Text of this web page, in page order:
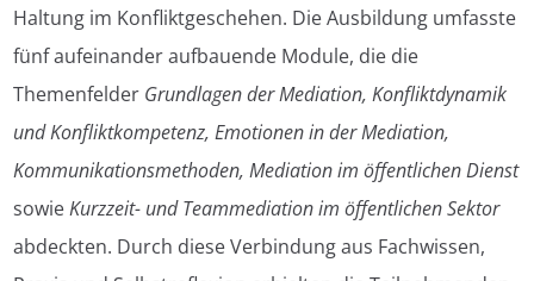
Haltung im Konfliktgeschehen. Die Ausbildung umfasste
fünf aufeinander aufbauende Module, die die
Themenfelder Grundlagen der Mediation, Konfliktdynamik
und Konfliktkompetenz, Emotionen in der Mediation,
Kommunikationsmethoden, Mediation im öffentlichen Dienst
sowieKurzzeit- und Teammediation im öffentlichen Sektor
abdeckten. Durch diese Verbindung aus Fachwissen,